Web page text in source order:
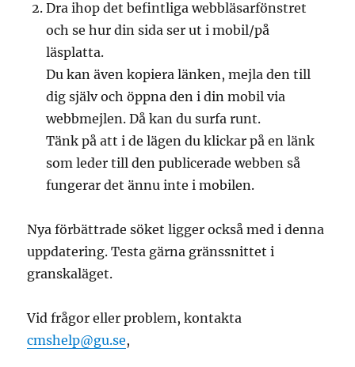
Dra ihop det befintliga webbläsarfönstret
och se hur din sida ser ut i mobil/på
läsplatta.
Du kan även kopiera länken, mejla den till
dig själv och öppna den i din mobil via
webbmejlen. Då kan du surfa runt.
Tänk på att i de lägen du klickar på en länk
som leder till den publicerade webben så
fungerar det ännu inte i mobilen.
Nya förbättrade söket ligger också med i denna
uppdatering. Testa gärna gränssnittet i
granskaläget.
Vid frågor eller problem, kontakta
cmshelp@gu.se,